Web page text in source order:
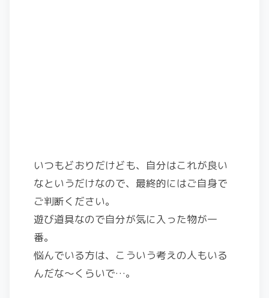
いつもどおりだけども、自分はこれが良い
なというだけなので、最終的にはご自身で
ご判断ください。
遊び道具なので自分が気に入った物が一
番。
悩んでいる方は、こういう考えの人もいる
んだな～くらいで…。